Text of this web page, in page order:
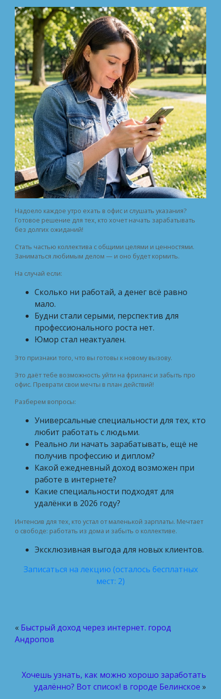
Надоело каждое утро ехать в офис и слушать указания?
Готовое решение для тех, кто хочет начать зарабатывать
без долгих ожиданий!
Стать частью коллектива с общими целями и ценностями.
Заниматься любимым делом — и оно будет кормить.
На случай если:
Сколько ни работай, а денег всё равно
мало.
Будни стали серыми, перспектив для
профессионального роста нет.
Юмор стал неактуален.
Это признаки того, что вы готовы к новому вызову.
Это даёт тебе возможность уйти на фриланс и забыть про
офис. Преврати свои мечты в план действий!
Разберем вопросы:
Универсальные специальности для тех, кто
любит работать с людьми.
Реально ли начать зарабатывать, ещё не
получив профессию и диплом?
Какой ежедневный доход возможен при
работе в интернете?
Какие специальности подходят для
удалёнки в 2026 году?
Интенсив для тех, кто устал от маленькой зарплаты. Мечтает
о свободе: работать из дома и забыть о коллективе.
Эксклюзивная выгода для новых клиентов.
Записаться на лекцию (осталось бесплатных
мест: 2)
« Быстрый доход через интернет. город
Андропов
Хочешь узнать, как можно хорошо заработать
удалённо? Вот список! в городе Белинское »